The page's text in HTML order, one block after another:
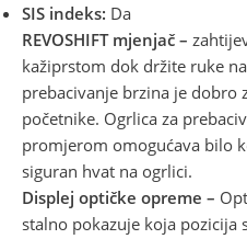
SIS indeks: Da
REVOSHIFT mjenjač –
kažiprstom dok držite ruke
prebacivanje brzina je dobro
početnike. Ogrlica za
promjerom omogućava bilo
siguran hvat na ogrlici.
Displej optičke opreme –
stalno pokazuje koja pozicija